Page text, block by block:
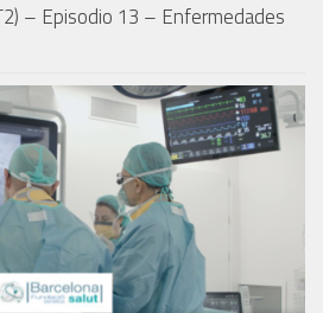
– Episodio 13 – Enfermedades